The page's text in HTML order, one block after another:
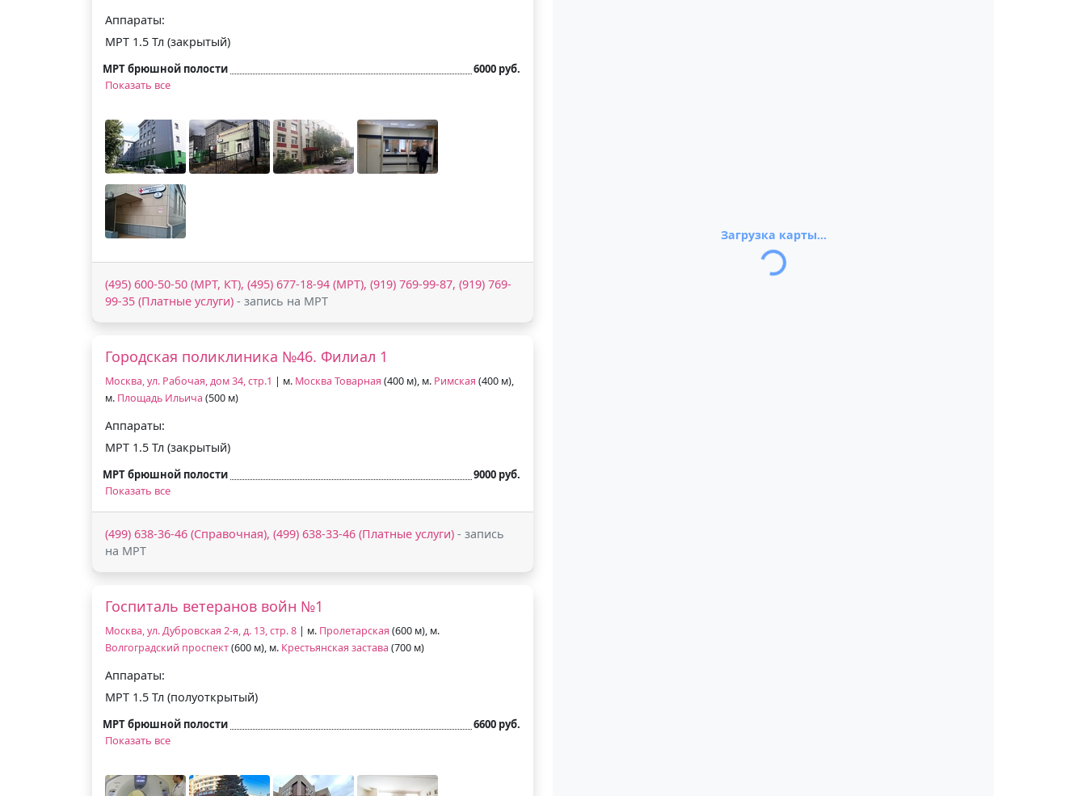
Аппараты:
МРТ 1.5 Тл (закрытый)
МРТ брюшной полости
6000 руб.
Показать все
(495) 600-50-50 (МРТ, КТ), (495) 677-18-94 (МРТ), (919) 769-99-87, (919) 769-
99-35 (Платные услуги) - запись на МРТ
Городская поликлиника №46. Филиал 1
Москва, ул. Рабочая, дом 34, стр.1 | м. Москва Товарная (400 м), м. Римская (400 м),
м. Площадь Ильича (500 м)
Аппараты:
МРТ 1.5 Тл (закрытый)
МРТ брюшной полости
9000 руб.
Показать все
(499) 638-36-46 (Справочная), (499) 638-33-46 (Платные услуги) - запись
на МРТ
Госпиталь ветеранов войн №1
Москва, ул. Дубровская 2-я, д. 13, стр. 8 | м. Пролетарская (600 м), м.
Волгоградский проспект(600 м), м. Крестьянская застава (700 м)
Аппараты:
МРТ 1.5 Тл (полуоткрытый)
МРТ брюшной полости
6600 руб.
Показать все
Загрузка карты...